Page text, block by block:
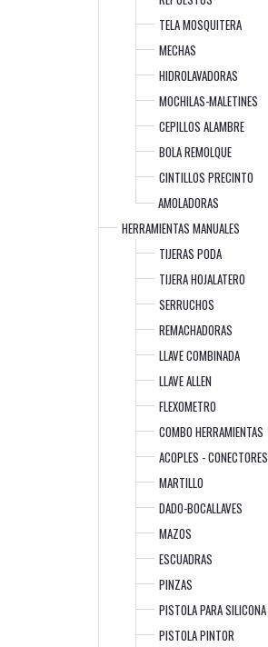
TELA MOSQUITERA
MECHAS
HIDROLAVADORAS
MOCHILAS-MALETINES
CEPILLOS ALAMBRE
BOLA REMOLQUE
CINTILLOS PRECINTO
AMOLADORAS
HERRAMIENTAS MANUALES
TIJERAS PODA
TIJERA HOJALATERO
SERRUCHOS
REMACHADORAS
LLAVE COMBINADA
LLAVE ALLEN
FLEXOMETRO
COMBO HERRAMIENTAS
ACOPLES - CONECTORES
MARTILLO
DADO-BOCALLAVES
MAZOS
ESCUADRAS
PINZAS
PISTOLA PARA SILICONA
PISTOLA PINTOR